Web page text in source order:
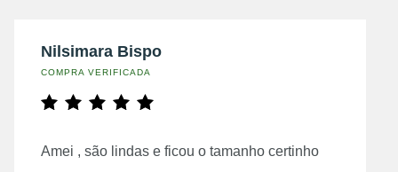
Nilsimara Bispo
COMPRA VERIFICADA
Amei , são lindas e ficou o tamanho certinho